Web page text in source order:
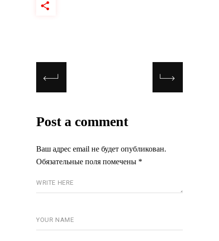
Post a comment
Ваш адрес email не будет опубликован.
Обязательные поля помечены *